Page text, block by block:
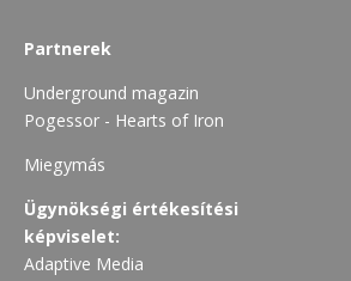
Partnerek
Underground magazin
Pogessor - Hearts of Iron
Miegymás
Ügynökségi értékesítési
képviselet:
Adaptive Media